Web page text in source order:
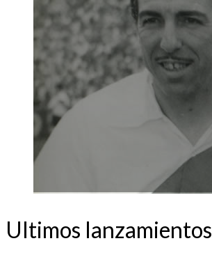
Ultimos lanzamientos